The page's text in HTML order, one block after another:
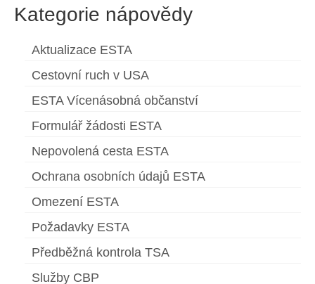
Kategorie nápovědy
Aktualizace ESTA
Cestovní ruch v USA
ESTA Vícenásobná občanství
Formulář žádosti ESTA
Nepovolená cesta ESTA
Ochrana osobních údajů ESTA
Omezení ESTA
Požadavky ESTA
Předběžná kontrola TSA
Služby CBP